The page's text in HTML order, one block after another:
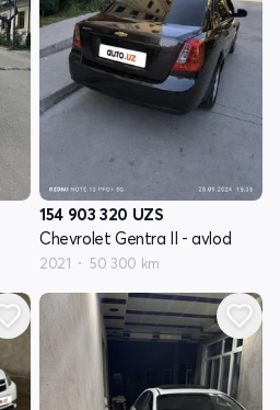
154 903 320 UZS
Chevrolet Gentra II - avlod
2021 50 300 km